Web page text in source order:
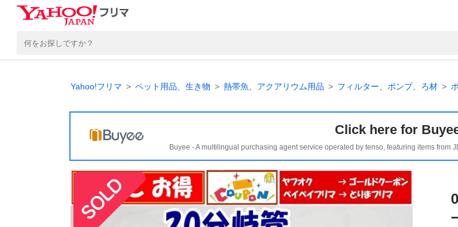
Yahoo!フリマ ペット用品、生き物 熱帯魚、アクアリウム用品 フィルター、ポンプ、ろ材
Click here for
Buyee - A multilingual purchasing agent service operated by tenso, featuring items from